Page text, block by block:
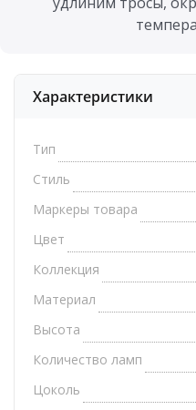
Характеристики
Тип
Стиль
Маркеры товара
Цвет
Коллекция
Материал
Высота
Количество ламп
Цоколь